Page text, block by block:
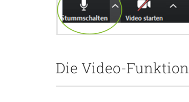
Die Video-Funktion